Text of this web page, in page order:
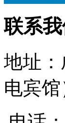
联系我
地址
电宾